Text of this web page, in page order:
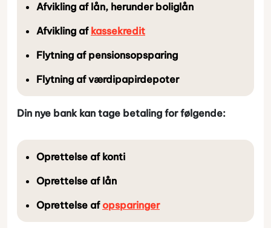
Afvikling af lån, herunder boliglån
Afvikling af kassekredit
Flytning af pensionsopsparing
Flytning af værdipapirdepoter
Din nye bank kan tage betaling for følgende:
Oprettelse af konti
Oprettelse af lån
Oprettelse af opsparinger